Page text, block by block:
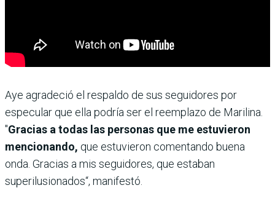
Aye agradeció el respaldo de sus seguidores por
especular que ella podría ser el reemplazo de Marilina.
"Gracias a todas las personas que me estuvieron
mencionando, que estuvieron comentando buena
onda. Gracias a mis seguidores, que estaban
superilusionados“, manifestó.